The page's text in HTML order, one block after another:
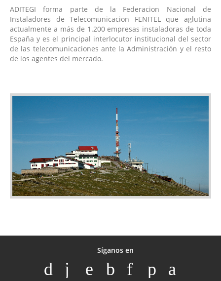
ADITEGI forma parte de la Federacion Nacional de
Instaladores de Telecomunicacion FENITEL que aglutina
actualmente a más de 1.200 empresas instaladoras de toda
España y es el principal interlocutor institucional del sector
de las telecomunicaciones ante la Administración y el resto
de los agentes del mercado.
Síganos en